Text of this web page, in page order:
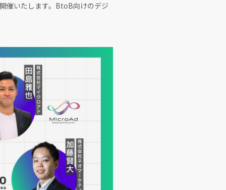
催いたします。BtoB向けのデジ